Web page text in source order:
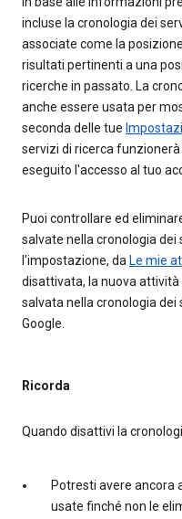
incluse la cronologia dei
associate come la
risultati pertinenti a una
ricerche in passato. La
anche essere usata per
seconda delle tue
servizi di ricerca
eseguito l'accesso al tuo
Puoi controllare ed
salvate nella cronologia dei
l'impostazione, da Le mie
disattivata, la nuova
salvata nella cronologia
Google.
Ricorda
Quando disattivi la
Potresti avere ancora
usate finché non le